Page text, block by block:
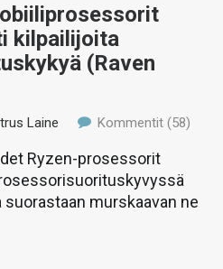
kilpailijoita
(Raven
Laine Kommentit (58)
Ryzen-prosessorit
murskaavan ne